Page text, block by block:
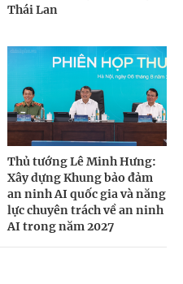
Thái Lan
Thủ tướng Lê Minh Hưng:
Xây dựng Khung bảo đảm
an ninh AI quốc gia và năng
lực chuyên trách về an ninh
AI trong năm 2027